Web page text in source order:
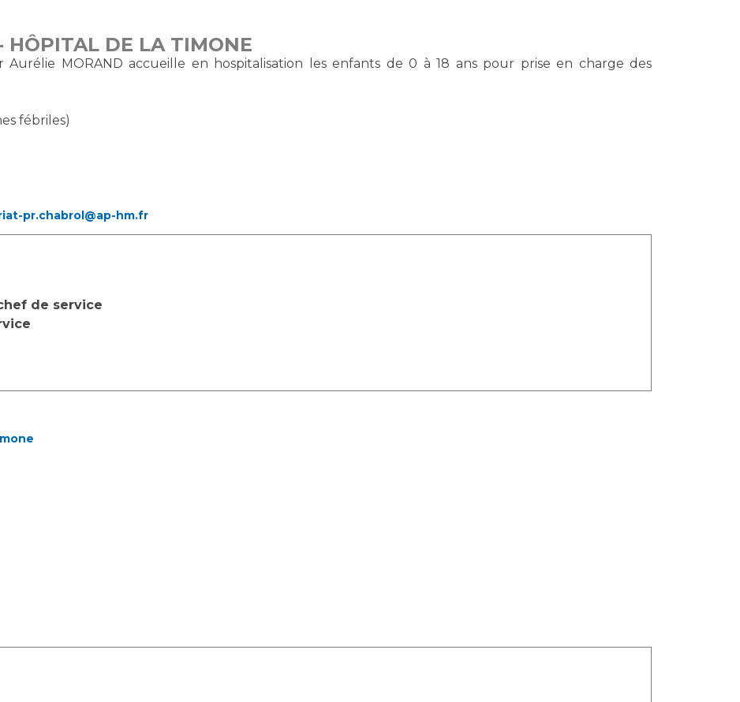
HÔPITAL DE LA TIMONE
MORAND accueille en hospitalisation les enfants de 0 à 18 ans pour prise en charge des
fébriles)
pr.chabrol@ap-hm.fr
de service